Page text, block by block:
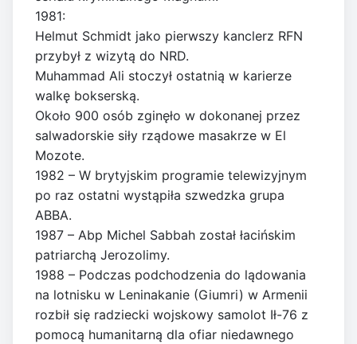
1981:
Helmut Schmidt jako pierwszy kanclerz RFN
przybył z wizytą do NRD.
Muhammad Ali stoczył ostatnią w karierze
walkę bokserską.
Około 900 osób zginęło w dokonanej przez
salwadorskie siły rządowe masakrze w El
Mozote.
1982 – W brytyjskim programie telewizyjnym
po raz ostatni wystąpiła szwedzka grupa
ABBA.
1987 – Abp Michel Sabbah został łacińskim
patriarchą Jerozolimy.
1988 – Podczas podchodzenia do lądowania
na lotnisku w Leninakanie (Giumri) w Armenii
rozbił się radziecki wojskowy samolot Ił-76 z
pomocą humanitarną dla ofiar niedawnego